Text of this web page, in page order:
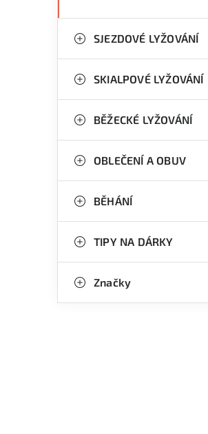
SJEZDOVÉ LYŽOVÁNÍ
SKIALPOVÉ LYŽOVÁNÍ
BĚŽECKÉ LYŽOVÁNÍ
OBLEČENÍ A OBUV
BĚHÁNÍ
TIPY NA DÁRKY
Značky